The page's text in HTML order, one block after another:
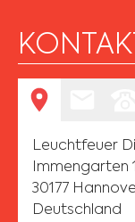
KONTAKT
Leuchtfeuer
Immengarten
30177
Deutschland